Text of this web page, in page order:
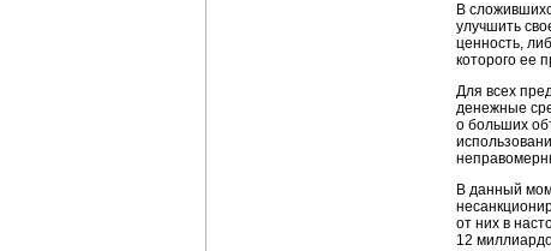
В
улучшить
ценность,
которого ее
Для всех
денежные
о больших
В данный
от них в
12